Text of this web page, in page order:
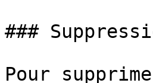
###
Pour